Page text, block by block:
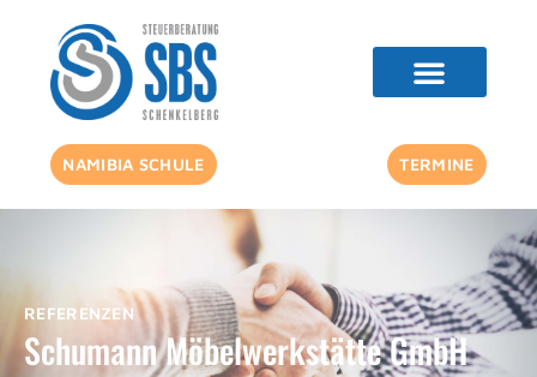
NAMIBIA SCHULE TERMINE
REFERENZEN
Schumann Möbelwerkstätte GmbH